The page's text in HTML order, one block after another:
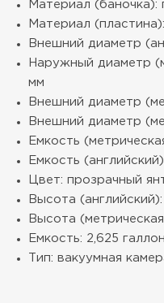
Материал
Материал
Внешний диаметр
Наружный диаметр
мм
Внешний диаметр
Внешний диаметр
Емкость
Емкость
Цвет: прозрачный
Высота
Высота
Емкость: 2,625
Тип: вакуумная